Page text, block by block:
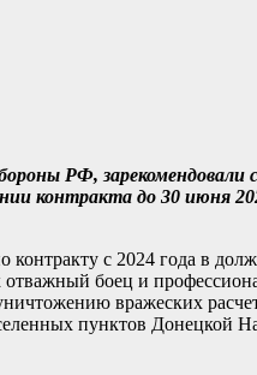
РФ, зарекомендовали
контракта до 30 июня
с 2024 года в
отважный боец и
вражеских
пунктов Донецкой